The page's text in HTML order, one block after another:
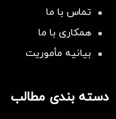
تماس با ما
همکاری با ما
بیانیه مأموریت
دسته بندی مطالب